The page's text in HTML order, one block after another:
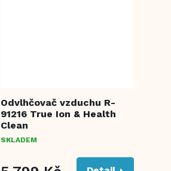
Odvlhčovač vzduchu R-
91216 True Ion & Health
Clean
SKLADEM